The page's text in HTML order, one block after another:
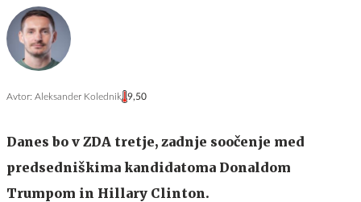
Avtor: Aleksander Kolednik 9,50
Danes bo v ZDA tretje, zadnje soočenje med
predsedniškima kandidatoma Donaldom
Trumpom in Hillary Clinton.